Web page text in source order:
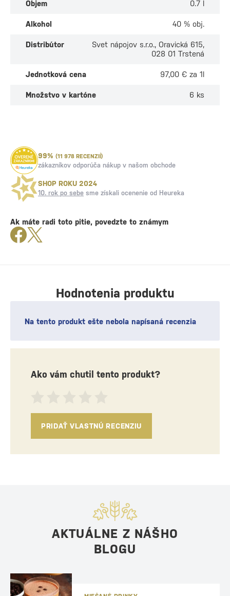
Objem 0.7 l
Alkohol 40 % obj.
Distribútor
Svet nápojov s.r.o., Oravická 615,
028 01 Trstená
Jednotková cena 97,00 € za 1l
Množstvo v kartóne 6 ks
Hodnotenia produktu
Na tento produkt ešte nebola napísaná recenzia
Ako vám chutil tento produkt?
PRIDAŤ VLASTNÚ RECENZIU
99% (11 978 RECENZIÍ)
zákazníkov odporúča nákup v našom obchode
SHOP ROKU 2024
10. rok po sebe sme získali ocenenie od Heureka
Ak máte radi toto pitie, povedzte to známym
AKTUÁLNE Z NÁŠHO
BLOGU